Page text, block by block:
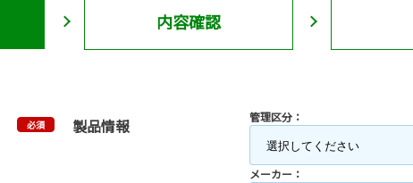
内容確認
必須 製品情報 管理区分：
メーカー：